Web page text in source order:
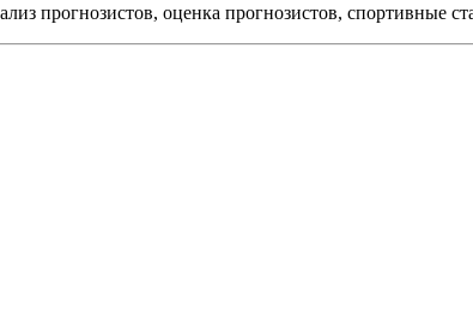
прогнозистов, оценка прогнозистов, спортивные